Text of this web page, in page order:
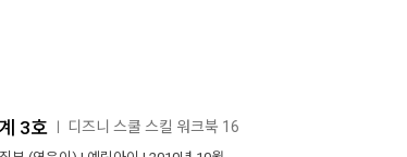
3호 디즈니 스쿨 스킬 워크북 16